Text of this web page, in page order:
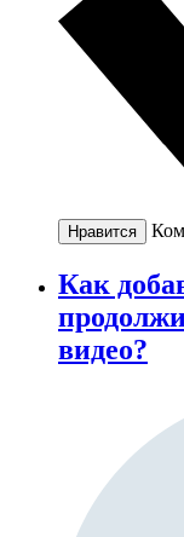
Нравится
Как
видео?